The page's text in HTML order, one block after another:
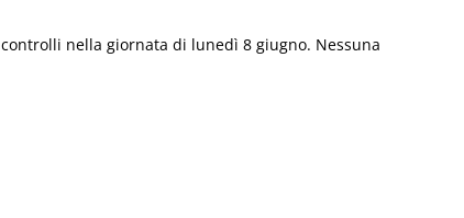
controlli nella giornata di lunedì 8 giugno. Nessuna